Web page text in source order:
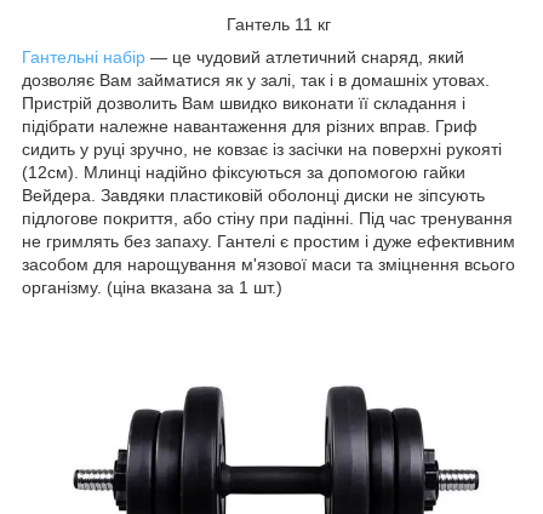
Гантель 11 кг
Гантельні набір — це чудовий атлетичний снаряд, який
дозволяє Вам займатися як у залі, так і в домашніх утовах.
Пристрій дозволить Вам швидко виконати її складання і
підібрати належне навантаження для різних вправ. Гриф
сидить у руці зручно, не ковзає із засічки на поверхні рукояті
(12см). Млинці надійно фіксуються за допомогою гайки
Вейдера. Завдяки пластиковій оболонці диски не зіпсують
підлогове покриття, або стіну при падінні. Під час тренування
не гримлять без запаху. Гантелі є простим і дуже ефективним
засобом для нарощування м'язової маси та зміцнення всього
організму. (ціна вказана за 1 шт.)